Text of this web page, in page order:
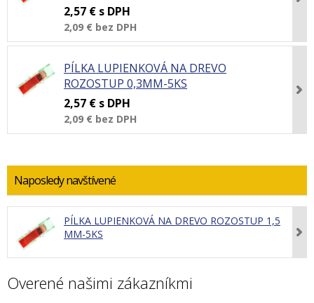
2,57 € s DPH
2,09 € bez DPH
PÍLKA LUPIENKOVÁ NA DREVO
ROZOSTUP 0,3MM-5KS
2,57 € s DPH
2,09 € bez DPH
Naposledy navštívené
PÍLKA LUPIENKOVÁ NA DREVO ROZOSTUP 1,5
MM-5KS
Overené našimi zákazníkmi